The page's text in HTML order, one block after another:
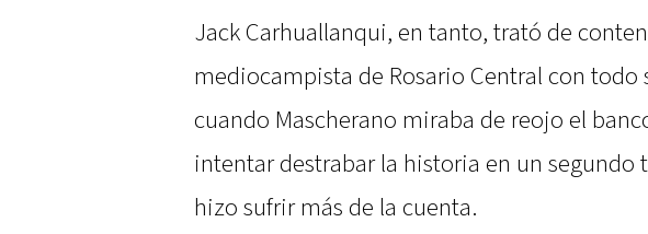
Jack Carhuallanqui, en tanto, trató de
mediocampista de Rosario Central con todo
cuando Mascherano miraba de reojo el
intentar destrabar la historia en un segundo
hizo sufrir más de la cuenta.